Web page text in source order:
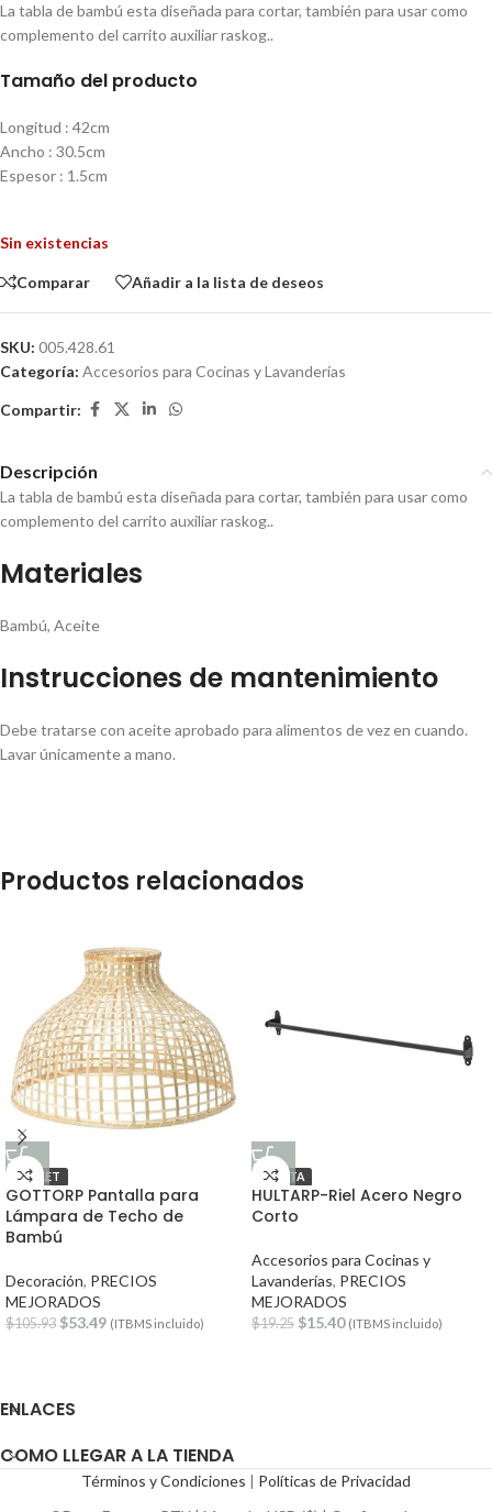
La tabla de bambú esta diseñada para cortar, también para usar como
complemento del carrito auxiliar raskog..
Tamaño del producto
Longitud : 42cm
Ancho : 30.5cm
Espesor : 1.5cm
Sin existencias
Comparar Añadir a la lista de deseos
SKU: 005.428.61
Categoría: Accesorios para Cocinas y Lavanderías
Compartir:
Descripción
La tabla de bambú esta diseñada para cortar, también para usar como
complemento del carrito auxiliar raskog..
Materiales
Bambú, Aceite
Instrucciones de mantenimiento
Debe tratarse con aceite aprobado para alimentos de vez en cuando.
Lavar únicamente a mano.
Productos relacionados
OUTLET
GOTTORP Pantalla para
Lámpara de Techo de
Bambú
Decoración, PRECIOS
MEJORADOS
$105.93 $53.49 (ITBMS incluido)
OFERTA
HULTARP-Riel Acero Negro
Corto
Accesorios para Cocinas y
Lavanderías, PRECIOS
MEJORADOS
$19.25 $15.40 (ITBMS incluido)
ENLACES
COMO LLEGAR A LA TIENDA
Términos y Condiciones | Políticas de Privacidad